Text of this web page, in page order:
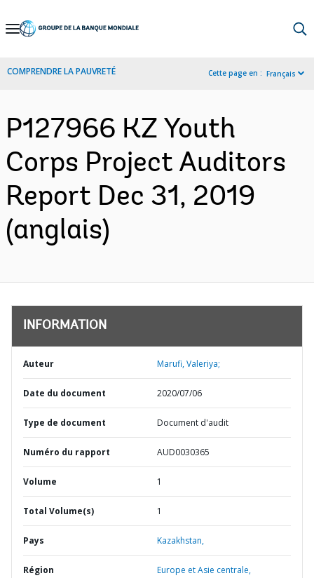
Skip
Navigation
COMPRENDRE LA PAUVRETÉ Cette page en : Français
P127966 KZ Youth
Corps Project Auditors
Report Dec 31, 2019
(anglais)
INFORMATION
Auteur Marufi, Valeriya;
Date du document 2020/07/06
Type de document Document d'audit
Numéro du rapport AUD0030365
Volume 1
Total Volume(s) 1
Pays Kazakhstan,
Région Europe et Asie centrale,